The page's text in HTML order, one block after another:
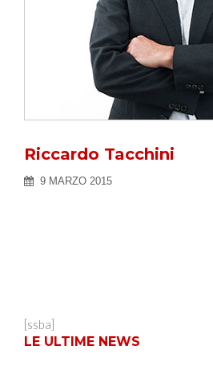
Riccardo Tacchini
9 MARZO 2015
navigation
[ssba]
LE ULTIME NEWS